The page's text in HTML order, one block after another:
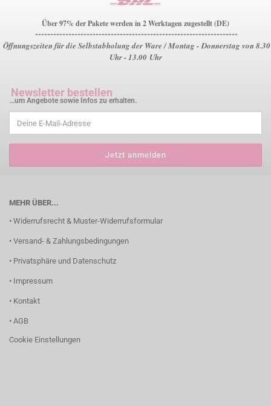
Über 97% der Pakete werden in 2 Werktagen zugestellt (DE)
-------------------------------------------------------------------
Öffnungszeiten für die Selbstabholung der Ware / Montag - Donnerstag von 8.30
Uhr - 13.00 Uhr
Newsletter bestellen
...um Angebote sowie Infos zu erhalten.
MEHR ÜBER...
• Widerrufsrecht & Muster-Widerrufsformular
• Versand- & Zahlungsbedingungen
• Privatsphäre und Datenschutz
• Impressum
• Kontakt
• AGB
Cookie Einstellungen